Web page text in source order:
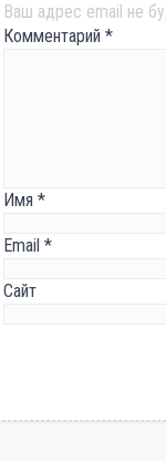
Ваш адрес email не
Комментарий *
Имя *
Email *
Сайт